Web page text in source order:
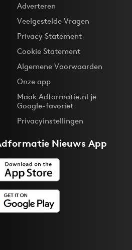
Adverteren
Veelgestelde Vragen
Privacy Statement
Cookie Statement
Algemene Voorwaarden
Onze app
Maak Adformatie.nl je
Google-favoriet
Privacyinstellingen
Nieuws App